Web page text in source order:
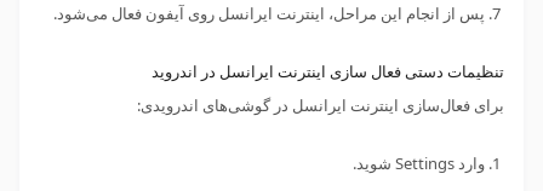
پس از انجام این مراحل، اینترنت ایرانسل روی آیفون فعال می‌شود.
تنظیمات دستی فعال سازی اینترنت ایرانسل در اندروید
برای فعال‌سازی اینترنت ایرانسل در گوشی‌های اندرویدی:
وارد Settings شوید.